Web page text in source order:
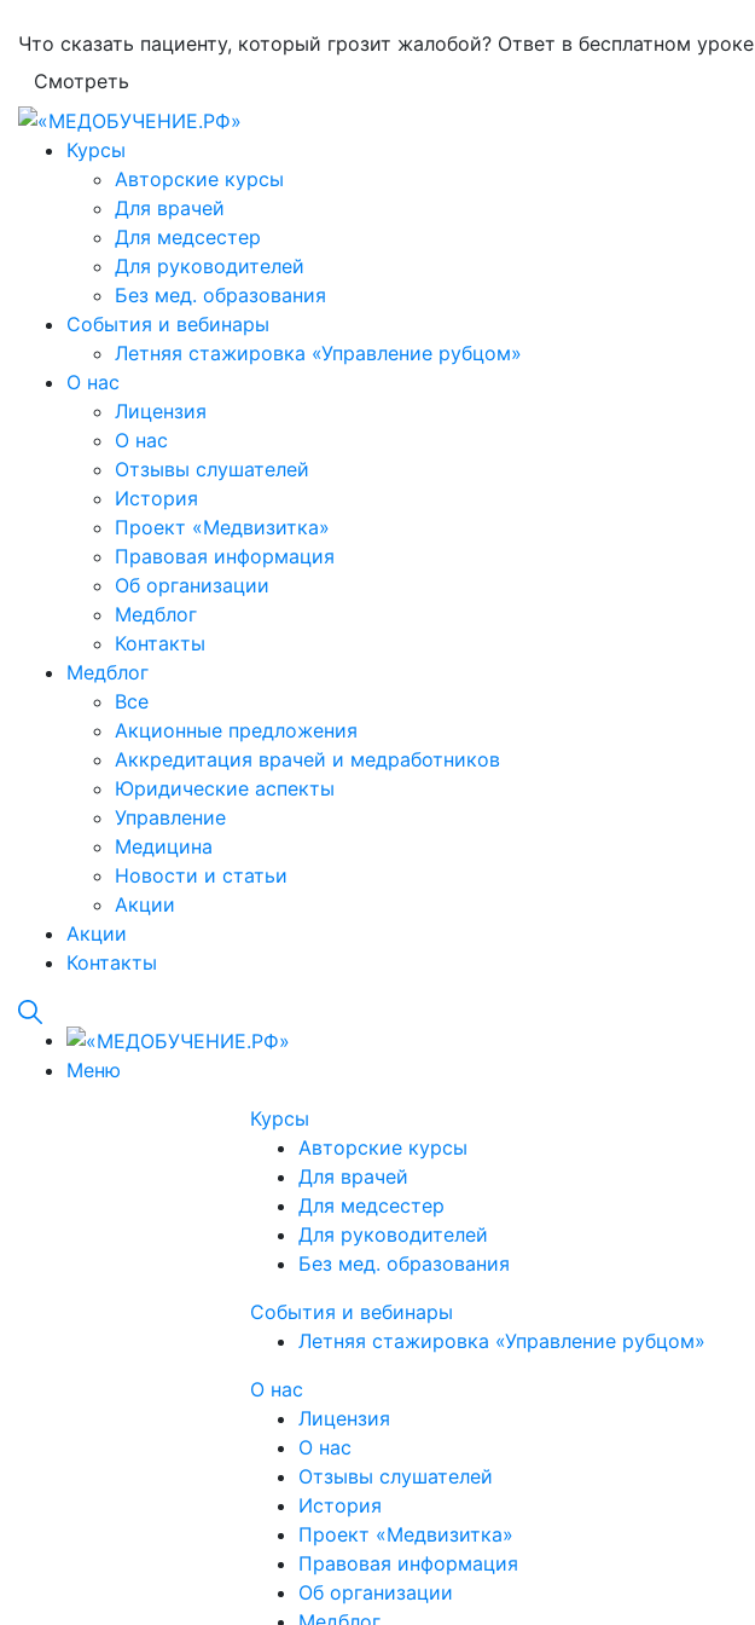
Что сказать пациенту, который грозит жалобой? Ответ в бесплатном уроке
Смотреть
Курсы
Авторские курсы
Для врачей
Для медсестер
Для руководителей
Без мед. образования
События и вебинары
Летняя стажировка «Управление рубцом»
О нас
Лицензия
О нас
Отзывы слушателей
История
Проект «Медвизитка»
Правовая информация
Об организации
Медблог
Контакты
Медблог
Все
Акционные предложения
Аккредитация врачей и медработников
Юридические аспекты
Управление
Медицина
Новости и статьи
Акции
Акции
Контакты
Меню
Курсы
Авторские курсы
Для врачей
Для медсестер
Для руководителей
Без мед. образования
События и вебинары
Летняя стажировка «Управление рубцом»
О нас
Лицензия
О нас
Отзывы слушателей
История
Проект «Медвизитка»
Правовая информация
Об организации